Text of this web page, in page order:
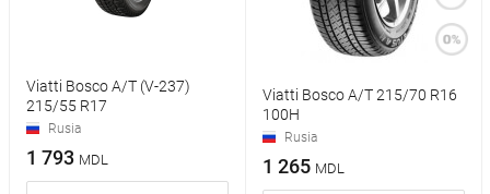
Viatti Bosco A/T (V-237)
215/55 R17
Rusia
1 793 MDL
Viatti Bosco A/T 215/70 R16
100H
Rusia
1 265 MDL